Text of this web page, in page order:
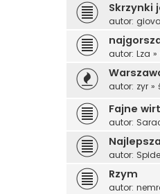
Skrzynki
autor:
autor: Lza »
autor: zyr »
Fajne
autor:
autor:
Rzym
autor: